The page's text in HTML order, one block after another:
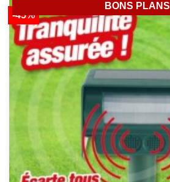
-45%
BONS PLANS